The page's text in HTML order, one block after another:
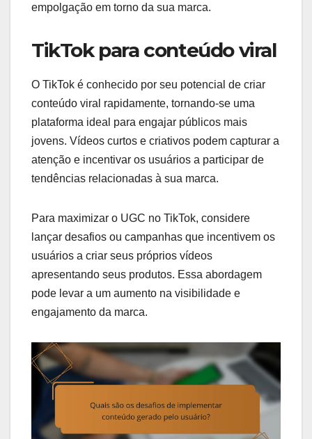
empolgação em torno da sua marca.
TikTok para conteúdo viral
O TikTok é conhecido por seu potencial de criar
conteúdo viral rapidamente, tornando-se uma
plataforma ideal para engajar públicos mais
jovens. Vídeos curtos e criativos podem capturar a
atenção e incentivar os usuários a participar de
tendências relacionadas à sua marca.
Para maximizar o UGC no TikTok, considere
lançar desafios ou campanhas que incentivem os
usuários a criar seus próprios vídeos
apresentando seus produtos. Essa abordagem
pode levar a um aumento na visibilidade e
engajamento da marca.